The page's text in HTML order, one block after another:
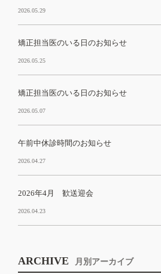
2026.05.29
矯正担当医のいる日のお知らせ
2026.05.25
矯正担当医のいる日のお知らせ
2026.05.07
午前中休診時間のお知らせ
2026.04.27
2026年4月 歓送迎会
2026.04.23
ARCHIVE 月別アーカイブ